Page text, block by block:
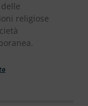
religiose